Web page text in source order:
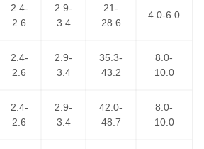
司 为工厂、贸易商、批发商等货主提
运输、普快特快、搬家搬厂、回程车
地点。万信物流是中国人民财产保险
司，是四川省物流行业协会理事单
托付万信物流！
2.4-
2.6
2.9-
3.4
21-
28.6
4.0-6.0
2.4-
2.6
2.9-
3.4
35.3-
43.2
8.0-
10.0
2.4-
2.6
2.9-
3.4
42.0-
48.7
8.0-
10.0